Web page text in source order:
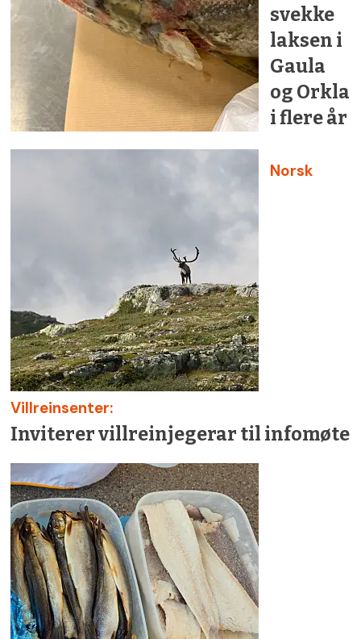
svekke
laksen i
Gaula
og Orkla
i flere år
Norsk
Villreinsenter:
Inviterer villreinjegerar til infomøte